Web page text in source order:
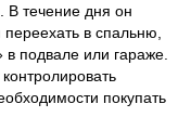
В течение дня он
в спальню,
подвале или гараже.
покупать